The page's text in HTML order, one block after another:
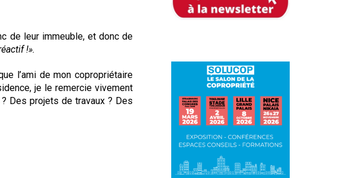
de leur immeuble, et donc de
!».
l’ami de mon copropriétaire
je le remercie vivement
Des projets de travaux ? Des